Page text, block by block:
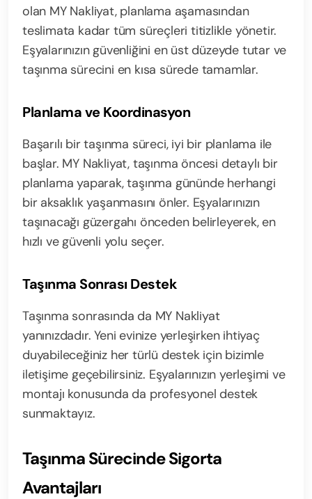
olan MY Nakliyat, planlama aşamasından
teslimata kadar tüm süreçleri titizlikle yönetir.
Eşyalarınızın güvenliğini en üst düzeyde tutar ve
taşınma sürecini en kısa sürede tamamlar.
Planlama ve Koordinasyon
Başarılı bir taşınma süreci, iyi bir planlama ile
başlar. MY Nakliyat, taşınma öncesi detaylı bir
planlama yaparak, taşınma gününde herhangi
bir aksaklık yaşanmasını önler. Eşyalarınızın
taşınacağı güzergahı önceden belirleyerek, en
hızlı ve güvenli yolu seçer.
Taşınma Sonrası Destek
Taşınma sonrasında da MY Nakliyat
yanınızdadır. Yeni evinize yerleşirken ihtiyaç
duyabileceğiniz her türlü destek için bizimle
iletişime geçebilirsiniz. Eşyalarınızın yerleşimi ve
montajı konusunda da profesyonel destek
sunmaktayız.
Taşınma Sürecinde Sigorta
Avantajları